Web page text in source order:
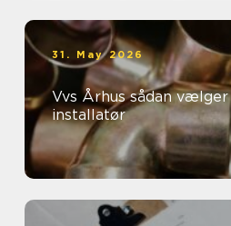
31. May 2026
Vvs Århus sådan vælger du den rigtige
installatør